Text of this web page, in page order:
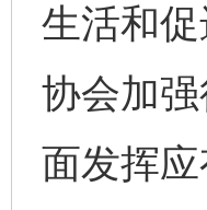
生活和
协会加
面发挥应